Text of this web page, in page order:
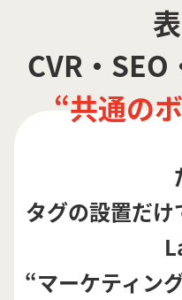
CVR・
“共通の
タグの設置だ
“マーケティン